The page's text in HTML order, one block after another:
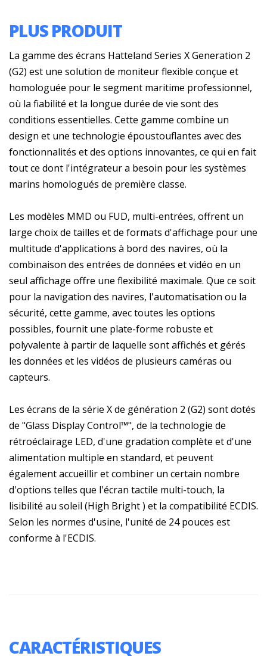
PLUS PRODUIT
La gamme des écrans Hatteland Series X Generation 2
(G2) est une solution de moniteur flexible conçue et
homologuée pour le segment maritime professionnel,
où la fiabilité et la longue durée de vie sont des
conditions essentielles. Cette gamme combine un
design et une technologie époustouflantes avec des
fonctionnalités et des options innovantes, ce qui en fait
tout ce dont l'intégrateur a besoin pour les systèmes
marins homologués de première classe.
Les modèles MMD ou FUD, multi-entrées, offrent un
large choix de tailles et de formats d'affichage pour une
multitude d'applications à bord des navires, où la
combinaison des entrées de données et vidéo en un
seul affichage offre une flexibilité maximale. Que ce soit
pour la navigation des navires, l'automatisation ou la
sécurité, cette gamme, avec toutes les options
possibles, fournit une plate-forme robuste et
polyvalente à partir de laquelle sont affichés et gérés
les données et les vidéos de plusieurs caméras ou
capteurs.
Les écrans de la série X de génération 2 (G2) sont dotés
de "Glass Display Control™", de la technologie de
rétroéclairage LED, d'une gradation complète et d'une
alimentation multiple en standard, et peuvent
également accueillir et combiner un certain nombre
d'options telles que l'écran tactile multi-touch, la
lisibilité au soleil (High Bright ) et la compatibilité ECDIS.
Selon les normes d'usine, l'unité de 24 pouces est
conforme à l'ECDIS.
CARACTÉRISTIQUES